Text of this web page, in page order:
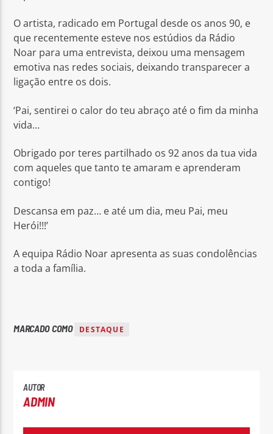
Rádio No ar
O artista, radicado em Portugal desde os anos 90, e
que recentemente esteve nos estúdios da Rádio
Noar para uma entrevista, deixou uma mensagem
emotiva nas redes sociais, deixando transparecer a
ligação entre os dois.
‘Pai, sentirei o calor do teu abraço até o fim da minha
vida…
Obrigado por teres partilhado os 92 anos da tua vida
com aqueles que tanto te amaram e aprenderam
contigo!
Descansa em paz… e até um dia, meu Pai, meu
Herói!!!’
A equipa Rádio Noar apresenta as suas condolências
a toda a família.
MARCADO COMO DESTAQUE
AUTOR
ADMIN